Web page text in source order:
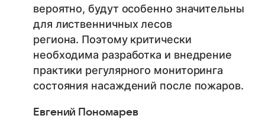
вероятно, будут особенно значительны
для лиственничных лесов
региона. Поэтому критически
необходима разработка и внедрение
практики регулярного мониторинга
состояния насаждений после пожаров.
Евгений Пономарев